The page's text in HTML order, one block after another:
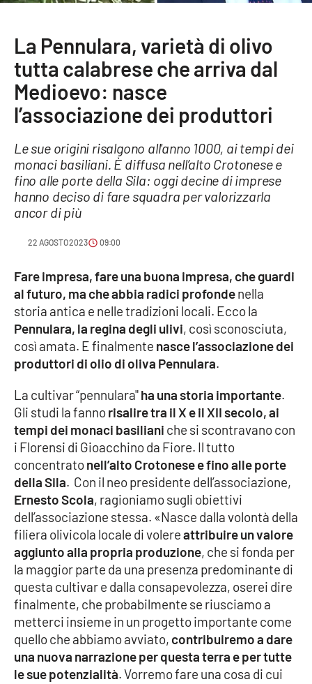
Sport
Cultura
Podcast
Meteo
Editoriali
VIDEO
Ambiente
Cronaca
Cultura
Politica
Sanità
Società
Sport
RUBRICHE
Good Morning Vietnam
Parchi Marini Calabria
Leggendo Alvaro insieme
La Pennulara, varietà di olivo
tutta calabrese che arriva dal
Medioevo: nasce
l’associazione dei produttori
Le sue origini risalgono all'anno 1000, ai tempi dei
monaci basiliani. È diffusa nell’alto Crotonese e
fino alle porte della Sila: oggi decine di imprese
hanno deciso di fare squadra per valorizzarla
ancor di più
22 AGOSTO 2023 09:00
Fare impresa, fare una buona impresa, che guardi
al futuro, ma che abbia radici profondenella
storia antica e nelle tradizioni locali. Ecco la
Pennulara, la regina degli ulivi, così sconosciuta,
così amata. E finalmente nasce l’associazione dei
produttori di olio di oliva Pennulara.
La cultivar “pennulara"ha una storia importante.
Gli studi la fannorisalire tra il X e il XII secolo, ai
tempi dei monaci basiliani che si scontravano con
i Florensi di Gioacchino da Fiore. Il tutto
concentratonell’alto Crotonese e fino alle porte
della Sila. Con il neo presidente dell’associazione,
Ernesto Scola, ragioniamo sugli obiettivi
dell’associazione stessa. «Nasce dalla volontà della
filiera olivicola locale di volereattribuire un valore
aggiunto alla propria produzione, che si fonda per
la maggior parte da una presenza predominante di
questa cultivar e dalla consapevolezza, oserei dire
finalmente, che probabilmente se riusciamo a
metterci insieme in un progetto importante come
quello che abbiamo avviato, contribuiremo a dare
una nuova narrazione per questa terra e per tutte
le sue potenzialità. Vorremo fare una cosa di cui